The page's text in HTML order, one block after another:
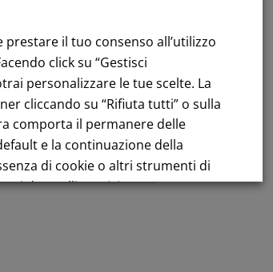
titolo: Il titolo in Borsa
il tuo consenso all’utilizzo
click su “Gestisci
personalizzare le tue scelte. La
cliccando su “Rifiuta tutti” o sulla
comporta il permanere delle
e la continuazione della
di cookie o altri strumenti di
da quelli tecnici.